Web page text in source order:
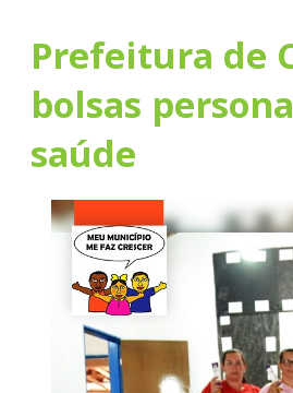
Prefeitura de
bolsas
saúde